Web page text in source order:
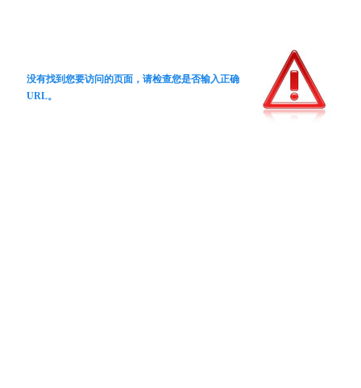
没有找到您要访问的页面，请检查您是否输入正确
URL。